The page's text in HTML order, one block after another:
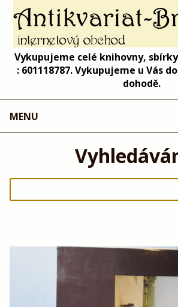
Vykupujeme celé knihovny,
: 601118787. Vykupujeme u Vás
dohodě.
MENU